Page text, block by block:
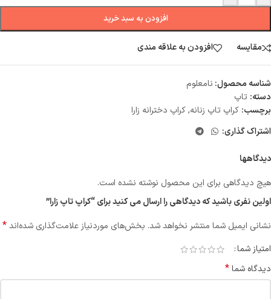
افزودن به سبد خرید
مقایسه افزودن به علاقه مندی
شناسه محصول: نامعلوم
دسته: تاپ
برچسب: کراپ تاپ زنانه,کراپ دخترانه زارا
اشتراک گذاری:
دیدگاهها
هیچ دیدگاهی برای این محصول نوشته نشده است.
اولین نفری باشید که دیدگاهی را ارسال می کنید برای “کراپ تاپ زارا”
نشانی ایمیل شما منتشر نخواهد شد. بخش‌های موردنیاز علامت‌گذاری شده‌اند*
امتیاز شما
دیدگاه شما*